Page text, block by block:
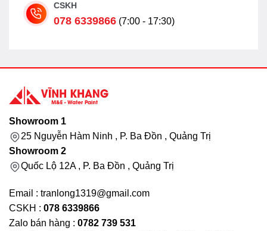
CSKH
078 6339866 (7:00 - 17:30)
Showroom 1
25 Nguyễn Hàm Ninh , P. Ba Đồn , Quảng Trị
Showroom 2
Quốc Lộ 12A , P. Ba Đồn , Quảng Trị
Email : tranlong1319@gmail.com
CSKH : 078 6339866
Zalo bán hàng : 0782 739 531